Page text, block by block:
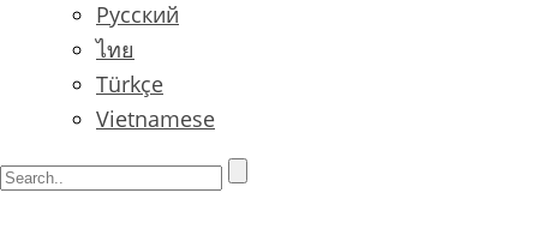
Русский
ไทย
Türkçe
Vietnamese